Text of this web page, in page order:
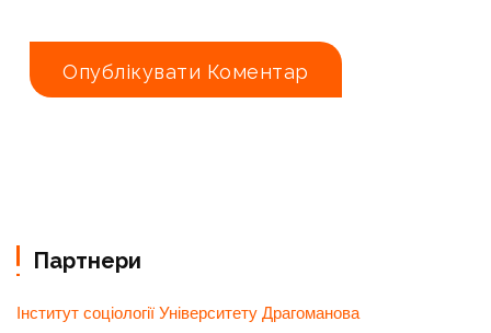
Партнери
Інститут соціології Університету Драгоманова